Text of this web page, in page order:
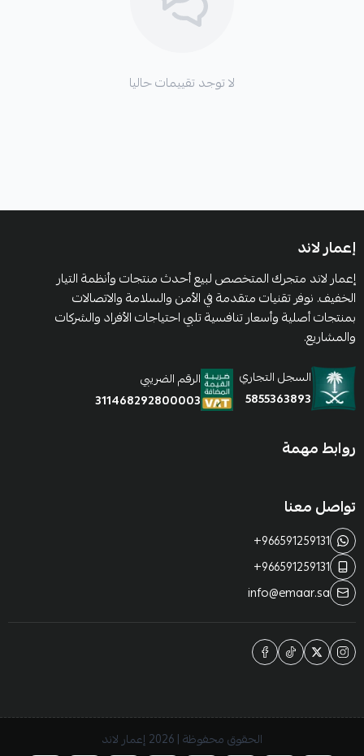
لا توجد تقييمات حاليا
إعمار لاند
إعمار لاند متجرك المتخصص لبيع أحدث منتجات وأنظمة التيار
الخفيف. نوفر تقنيات متقدمة في الأمن والسلامة والاتصالات
بمنتجات أصلية وأسعار تنافسية تلبي احتياجات الأفراد والشركات
والمشاريع.
السجل التجاري
5855363893
الرقم الضريبي
311468292800003
روابط مهمة
تواصل معنا
+966591259131
+966591259131
info@emaar.sa
الحقوق محفوظة | 2026 إعمار لاند